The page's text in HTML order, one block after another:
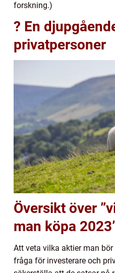
forskning.)
? En
privatpersoner
Översikt över
man köpa
Att veta vilka aktier man
fråga för investerare och